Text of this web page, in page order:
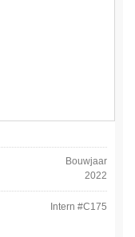
Bouwjaar
2022
Intern #C175